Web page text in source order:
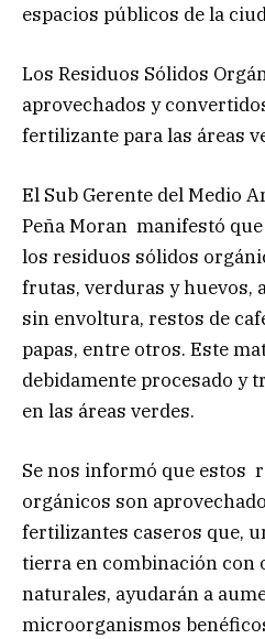
espacios públicos de la
Los Residuos Sólidos
aprovechados y
fertilizante para las áreas
El Sub Gerente del Medio
Peña Moran manifestó
los residuos sólidos
frutas, verduras y huevos,
sin envoltura, restos de
papas, entre otros. Este
debidamente procesado y
en las áreas verdes.
Se nos informó que estos
orgánicos son
fertilizantes caseros que,
tierra en combinación con
naturales, ayudarán a
microorganismos